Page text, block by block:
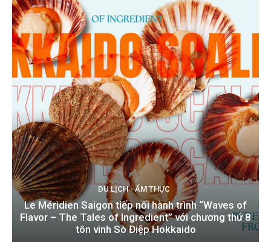
DU LỊCH - ẨM THỰC
Le Méridien Saigon tiếp nối hành trình “Waves of
Flavor – The Tales of Ingredient” với chương thứ 8
tôn vinh Sò Điệp Hokkaido